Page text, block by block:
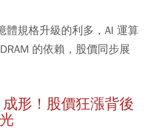
體規格升級的利多，AI 運算
的依賴，股價同步展
形！股價狂漲背後